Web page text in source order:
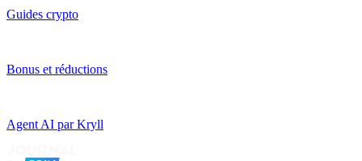
Guides crypto
Bonus et réductions
Agent AI par Kryll